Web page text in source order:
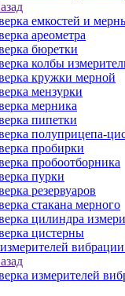
емкостей и
ареометра
бюретки
колбы
кружки мерной
мензурки
мерника
пипетки
полуприцепа-
пробирки
пробоотборника
пурки
резервуаров
стакана мерного
цилиндра
цистерны
измерителей